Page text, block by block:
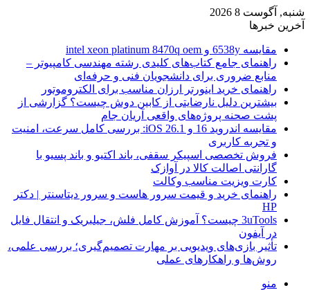
شنبه, آگوست 8 2026
آخرین خبرها
مقایسه 6538y و intel xeon platinum 8470q oem
راهنمای جامع کتاب‌های کلیدی رشته مهندسی کامپیوتر –
منابع ضروری برای دانشجویان فنی و حرفه‌ای
راهنمای خرید اینورتر ارزان مناسب برای الکتروموتور
بیشترین دلیل نارضایتی از کابین دوش چیست؟ گزارشی از
پشت صحنه پروژه‌های واقعی آریان جام
مقایسه اندروید 16 و iOS 26.1: بررسی کامل سرعت، امنیت
و تجربه کاربری
فروش تخصصی اسپیکر سقفی، باند اکتیو و باند پسیو با
گارانتی اصالت کالا در آوازک
کارت ویزیت مناسب وکالت
راهنمای خرید و قیمت سرور هاست و سرور دیتاسنتر | دکتر
HP
3uTools چیست؟ آموزش کامل فلش، جیلبریک و انتقال فایل
در آیفون
تأثیر بازی‌های ویدیویی بر مهارت تصمیم‌گیری؛ بررسی علمی،
روش‌ها و راهکارهای عملی
منو